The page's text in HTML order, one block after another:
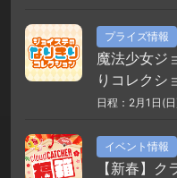
プライズ情報
魔法少女ジ
りコレクシ
日程：2月1日(
イベント情報
【新春】